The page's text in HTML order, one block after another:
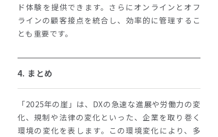
ド体験を提供できます。さらにオンラインとオフ
ラインの顧客接点を統合し、効率的に管理するこ
とも重要です。
4. まとめ
「2025年の崖」は、DXの急速な進展や労働力の変
化、規制や法律の変化といった、企業を取り巻く
環境の変化を表します。この環境変化により、多